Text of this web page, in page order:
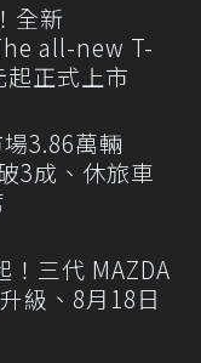
全新
all-new T-
起正式上市
3.86萬輛
3成、休旅車
！三代 MAZDA
級、8月18日